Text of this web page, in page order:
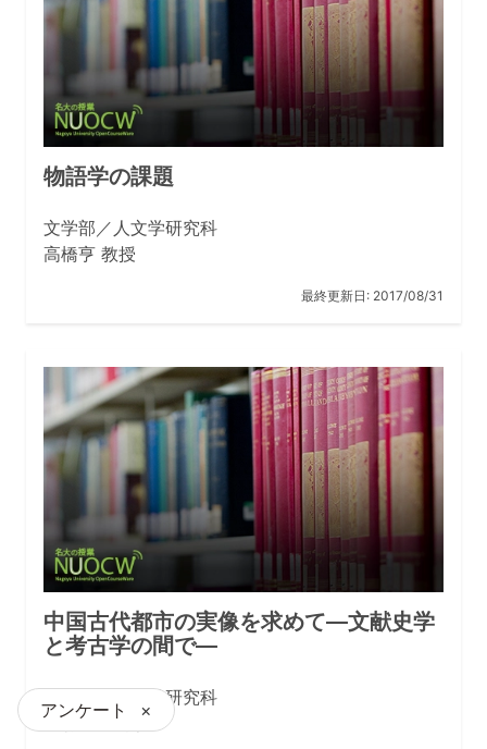
物語学の課題
文学部／人文学研究科
高橋亨 教授
最終更新日: 2017/08/31
中国古代都市の実像を求めて—文献史学
と考古学の間で—
文学部／人文学研究科
江村治樹 教授
アンケート ×